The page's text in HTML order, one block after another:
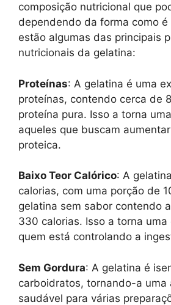
composição nutricional que
dependendo da forma como é
estão algumas das principais
nutricionais da gelatina:
Proteínas: A gelatina é uma
proteínas, contendo cerca de
proteína pura. Isso a torna
aqueles que buscam
proteica.
Baixo Teor Calórico: A
calorias, com uma porção de
gelatina sem sabor contendo
330 calorias. Isso a torna uma
quem está controlando a
Sem Gordura: A gelatina é
carboidratos, tornando-a uma
saudável para várias